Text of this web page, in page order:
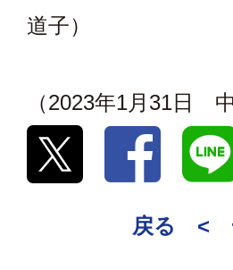
道子）
（2023年1月31日
戻る <